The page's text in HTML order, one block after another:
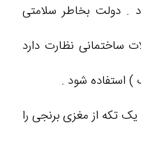
. دولت بخاطر سلامتی
ساختمانی نظارت دارد
) استفاده شود .
تکه از مغزی برنجی را